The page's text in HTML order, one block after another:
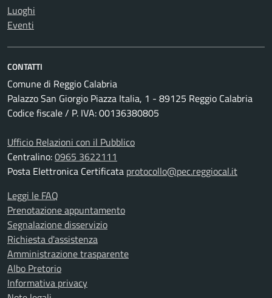
Luoghi
Eventi
CONTATTI
Comune di Reggio Calabria
Palazzo San Giorgio Piazza Italia, 1 - 89125 Reggio Calabria
Codice fiscale / P. IVA: 00136380805
Ufficio Relazioni con il Pubblico
Centralino:0965 3622111
Posta Elettronica Certificata protocollo@pec.reggiocal.it
Leggi le FAQ
Prenotazione appuntamento
Segnalazione disservizio
Richiesta d'assistenza
Amministrazione trasparente
Albo Pretorio
Informativa privacy